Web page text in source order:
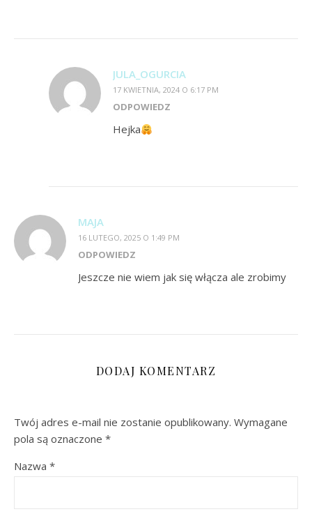
JULA_OGURCIA
17 KWIETNIA, 2024 O 6:17 PM
ODPOWIEDZ
Hejka
MAJA
16 LUTEGO, 2025 O 1:49 PM
ODPOWIEDZ
Jeszcze nie wiem jak się włącza ale zrobimy
DODAJ KOMENTARZ
Twój adres e-mail nie zostanie opublikowany. Wymagane
pola są oznaczone *
Nazwa *